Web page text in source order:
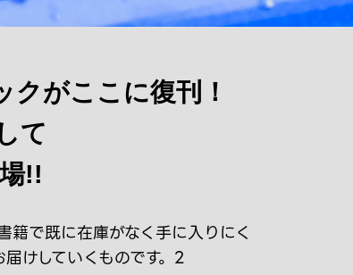
がここに復刊！
て
!!
で既に在庫がなく手に入りにく
けしていくものです。2